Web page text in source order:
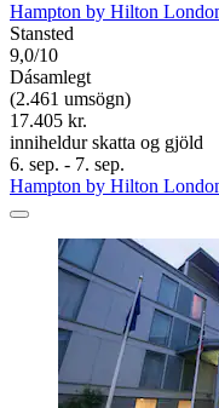
Hampton by Hilton
Stansted
9,0/10
Dásamlegt
(2.461 umsögn)
17.405 kr.
inniheldur skatta og gjöld
6. sep. - 7. sep.
Hampton by Hilton